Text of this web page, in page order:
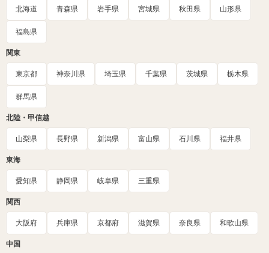
北海道 青森県 岩手県 宮城県 秋田県 山形県
福島県
関東
東京都 神奈川県 埼玉県 千葉県 茨城県 栃木県
群馬県
北陸・甲信越
山梨県 長野県 新潟県 富山県 石川県 福井県
東海
愛知県 静岡県 岐阜県 三重県
関西
大阪府 兵庫県 京都府 滋賀県 奈良県 和歌山県
中国